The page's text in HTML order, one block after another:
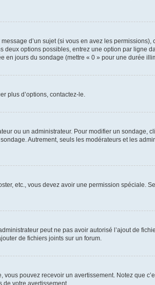
d’un sujet (si vous en avez les permissions),
options possibles, entrez une option par ligne
jours du sondage (mettre « 0 » pour une durée
plus d’options, contactez-le.
ou un administrateur. Pour modifier un sondage,
Autrement, seuls les modérateurs et les
etc., vous devez avoir une permission spéciale.
peut ne pas avoir autorisé l’ajout de
de fichiers joints sur un forum.
pouvez recevoir un avertissement. Notez que
de votre avertissement.